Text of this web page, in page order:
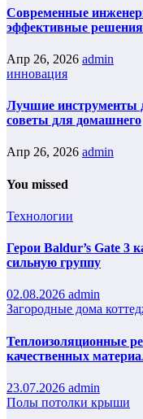
Современные
эффективные
Апр 26, 2026 admin
инновация
Лучшие инструменты
советы для домашнего
Апр 26, 2026 admin
You missed
Технологии
Герои Baldur’s Gate 3
сильную группу
02.08.2026 admin
Загородные дома
Теплоизоляционные
качественных
23.07.2026 admin
Полы потолки крыши